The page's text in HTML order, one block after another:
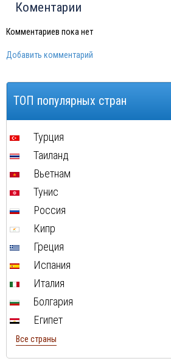
Шри-Ланка
Норвегия
Мексика
Доминиканская Республика
Греция
Мальдивы
Маврикий
Коментарии
Комментариев пока нет
Добавить комментарий
ТОП популярных стран
Турция
Таиланд
Вьетнам
Тунис
Россия
Кипр
Греция
Испания
Италия
Болгария
Египет
Все страны